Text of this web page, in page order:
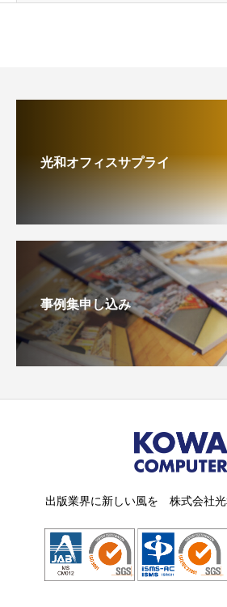
光和オフィスサプライ
事例集申し込み
出版業界に新しい風を 株式会社